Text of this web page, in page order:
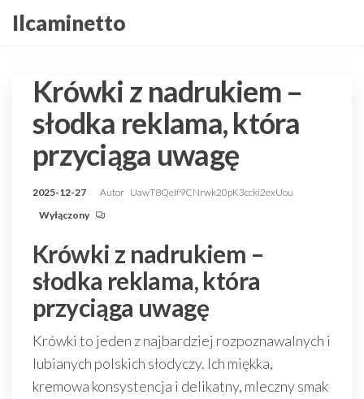
Przejdź
doIlcaminetto
Krówki z nadrukiem –
słodka reklama, która
przyciąga uwagę
2025-12-27 Autor UawT8QeIf9CNrwk20pK3ccki2exUou
Wyłączony
Krówki z nadrukiem –
słodka reklama, która
przyciąga uwagę
Krówki to jeden z najbardziej rozpoznawalnych i
lubianych polskich słodyczy. Ich miękka,
kremowa konsystencja i delikatny, mleczny smak